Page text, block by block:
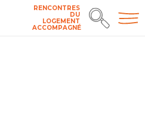
RENCONTRES
DU
LOGEMENT
ACCOMPAGNÉ